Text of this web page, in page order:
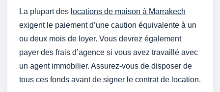
La plupart des locations de maison à Marrakech
exigent le paiement d’une caution équivalente à un
ou deux mois de loyer. Vous devrez également
payer des frais d’agence si vous avez travaillé avec
un agent immobilier. Assurez-vous de disposer de
tous ces fonds avant de signer le contrat de location.